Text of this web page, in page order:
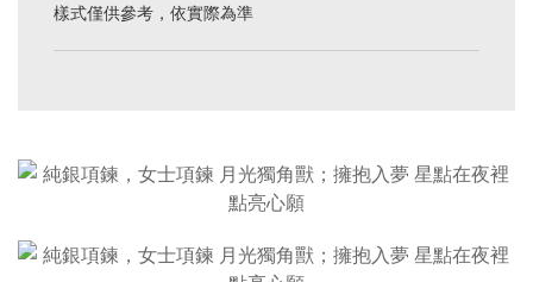
樣式僅供參考，依實際為準